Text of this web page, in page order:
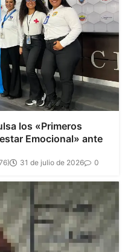
los «Primeros
Emocional» ante
31 de julio de 2026 0